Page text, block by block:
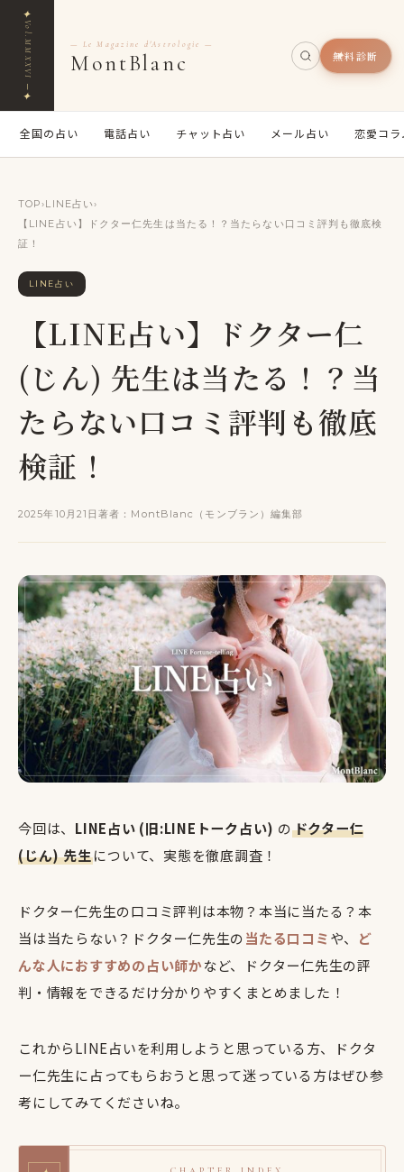
✦
Vol.MMXXVI ─
✦
— Le Magazine d'Astrologie —
MontBlanc 無料診断
全国の占い 電話占い チャット占い メール占い 恋愛コラ
TOP›LINE占い›
【LINE占い】ドクター仁先生は当たる！？当たらない口コミ評判も徹底検
証！
LINE占い
【LINE占い】ドクター仁
(じん) 先生は当たる！？当
たらない口コミ評判も徹底
検証！
2025年10月21日著者：MontBlanc（モンブラン）編集部
今回は、 LINE占い (旧:LINEトーク占い) のドクター仁
(じん) 先生について、実態を徹底調査！
ドクター仁先生の口コミ評判は本物？本当に当たる？本
当は当たらない？ドクター仁先生の当たる口コミや、 ど
んな人におすすめの占い師かなど、ドクター仁先生の評
判・情報をできるだけ分かりやすくまとめました！
これからLINE占いを利用しようと思っている方、ドクタ
ー仁先生に占ってもらおうと思って迷っている方はぜひ参
考にしてみてくださいね。